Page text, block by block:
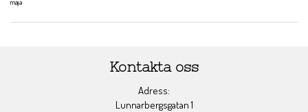
maja
Kontakta oss
Adress:
Lunnarbergsgatan 1